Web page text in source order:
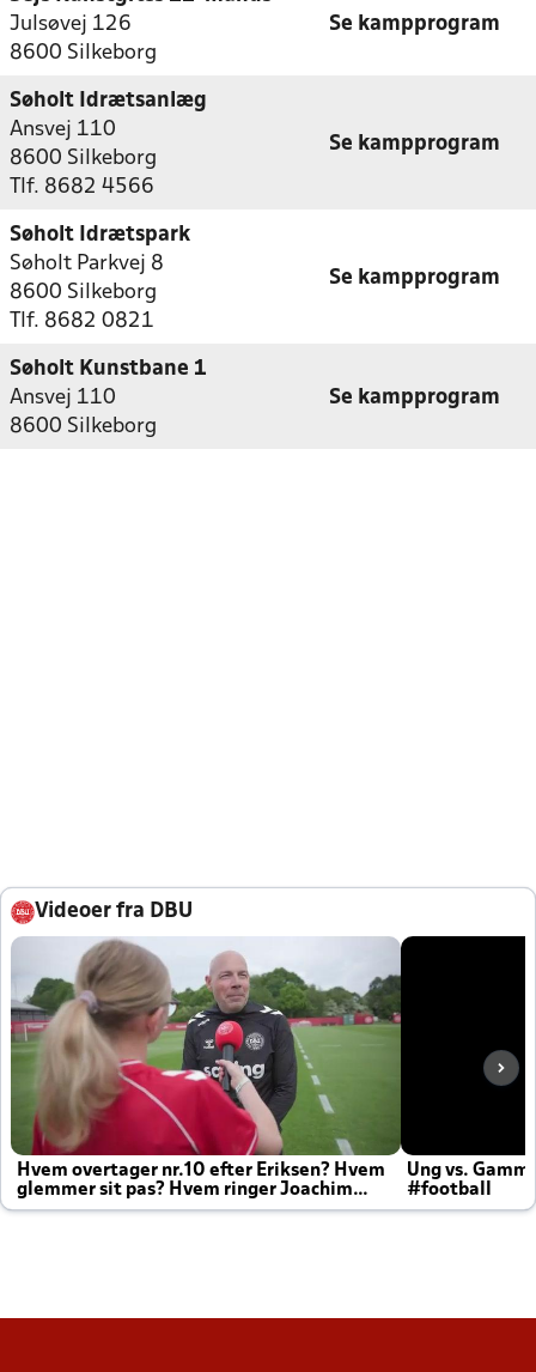
Julsøvej 126
8600 Silkeborg
Se kampprogram
Søholt Idrætsanlæg
Ansvej 110
8600 Silkeborg
Tlf. 8682 4566
Se kampprogram
Søholt Idrætspark
Søholt Parkvej 8
8600 Silkeborg
Tlf. 8682 0821
Se kampprogram
Søholt Kunstbane 1
Ansvej 110
8600 Silkeborg
Se kampprogram
Videoer fra DBU
Hvem overtager nr.10 efter Eriksen? Hvem
glemmer sit pas? Hvem ringer Joachim
altid til efter kampe?
Ung vs.
#football